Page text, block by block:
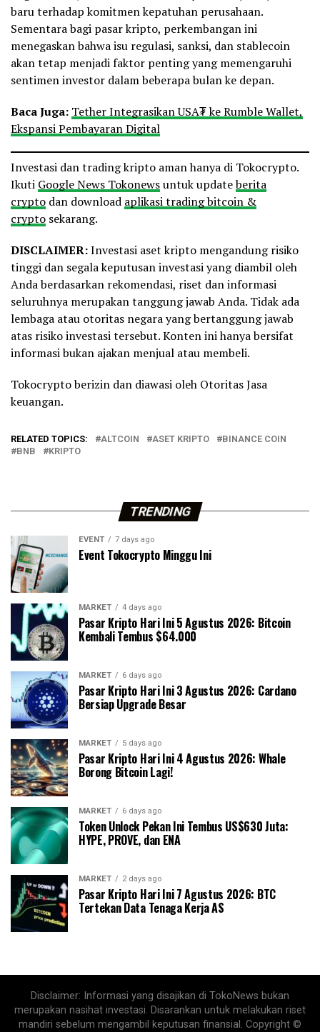
baru terhadap komitmen kepatuhan perusahaan.
Sementara bagi pasar kripto, perkembangan ini
menegaskan bahwa isu regulasi, sanksi, dan stablecoin
akan tetap menjadi faktor penting yang memengaruhi
sentimen investor dalam beberapa bulan ke depan.
Baca Juga: Tether Integrasikan USA₮ ke Rumble Wallet,
Ekspansi Pembayaran Digital
Investasi dan trading kripto aman hanya di Tokocrypto.
Ikuti Google News Tokonewsuntuk updateberita
crypto dan download aplikasi trading bitcoin &
crypto sekarang.
DISCLAIMER:Investasi aset kripto mengandung risiko
tinggi dan segala keputusan investasi yang diambil oleh
Anda berdasarkan rekomendasi, riset dan informasi
seluruhnya merupakan tanggung jawab Anda. Tidak ada
lembaga atau otoritas negara yang bertanggung jawab
atas risiko investasi tersebut. Konten ini hanya bersifat
informasi bukan ajakan menjual atau membeli.
Tokocrypto berizin dan diawasi oleh Otoritas Jasa
keuangan.
RELATED TOPICS: ALTCOIN ASET KRIPTO
BINANCE COIN
BNB
KRIPTO
TRENDING
EVENT 7 days ago
Event Tokocrypto Minggu Ini
MARKET 4 days ago
Pasar Kripto Hari Ini 5 Agustus 2026: Bitcoin
Kembali Tembus $64.000
MARKET 6 days ago
Pasar Kripto Hari Ini 3 Agustus 2026: Cardano
Bersiap Upgrade Besar
MARKET 5 days ago
Pasar Kripto Hari Ini 4 Agustus 2026: Whale
Borong Bitcoin Lagi!
MARKET 6 days ago
Token Unlock Pekan Ini Tembus US$630 Juta:
HYPE, PROVE, dan ENA
MARKET 2 days ago
Pasar Kripto Hari Ini 7 Agustus 2026: BTC
Tertekan Data Tenaga Kerja AS
Disclaimer: Informasi yang disajikan di TokoNews bukan
merupakan nasihat investasi. Disarankan untuk melakukan riset
mandiri sebelum mengambil keputusan finansial. Copyright ©